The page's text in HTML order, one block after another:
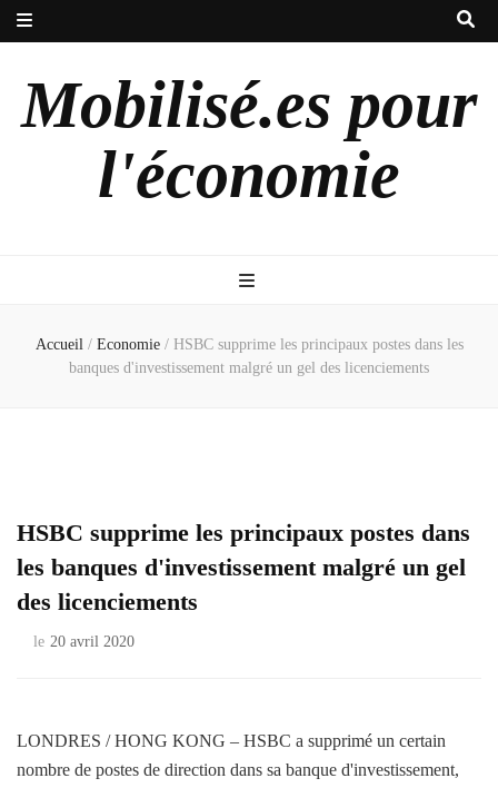
Mobilisé.es pour
l'économie
Accueil / Economie / HSBC supprime les principaux postes dans les
banques d'investissement malgré un gel des licenciements
HSBC supprime les principaux postes dans
les banques d'investissement malgré un gel
des licenciements
le 20 avril 2020
LONDRES / HONG KONG – HSBC a supprimé un certain
nombre de postes de direction dans sa banque d'investissement,